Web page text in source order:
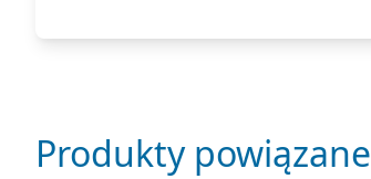
Produkty powiązane